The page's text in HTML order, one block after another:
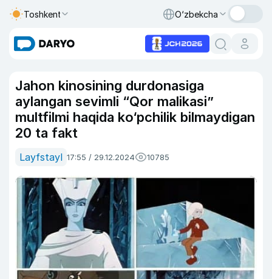
Toshkent O‘zbekcha
Jahon kinosining durdonasiga
aylangan sevimli “Qor malikasi”
multfilmi haqida ko‘pchilik bilmaydigan
20 ta fakt
Layfstayl 17:55 / 29.12.2024 10785